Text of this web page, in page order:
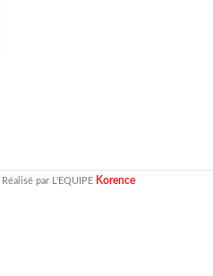
par L'EQUIPE Korence